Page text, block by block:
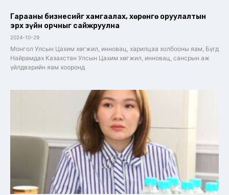
Гарааны бизнесийг хамгаалах, хөрөнгө оруулалтын
эрх зүйн орчныг сайжруулна
2024-10-29
Монгол Улсын Цахим хөгжил, инновац, харилцаа холбооны яам, Бүгд
Найрамдах Казахстан Улсын Цахим хөгжил, инновац, сансрын аж
үйлдвэрийн яам хооронд